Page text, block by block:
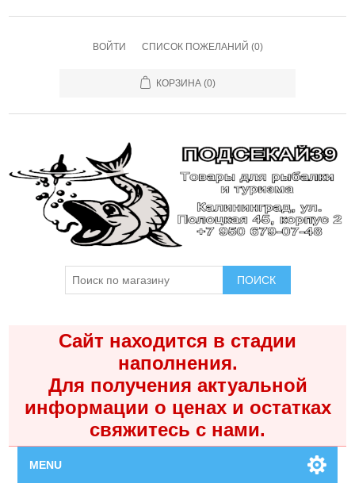
ВОЙТИ СПИСОК ПОЖЕЛАНИЙ (0)
КОРЗИНА (0)
ПОИСК
Сайт находится в стадии
наполнения.
Для получения актуальной
информации о ценах и остатках
свяжитесь с нами.
MENU